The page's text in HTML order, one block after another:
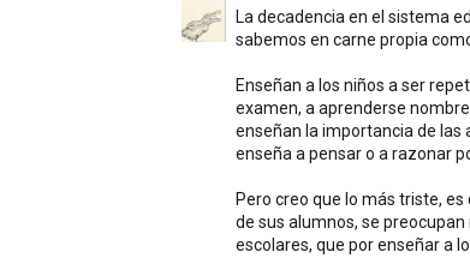
La decadencia en el sistema
sabemos en carne propia
Enseñan a los niños a ser
examen, a aprenderse
enseñan la importancia de las
enseña a pensar o a razonar
Pero creo que lo más triste,
de sus alumnos, se
escolares, que por enseñar a